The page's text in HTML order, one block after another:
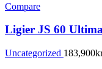
Compare
Ligier JS 60
Uncategorized 183,900